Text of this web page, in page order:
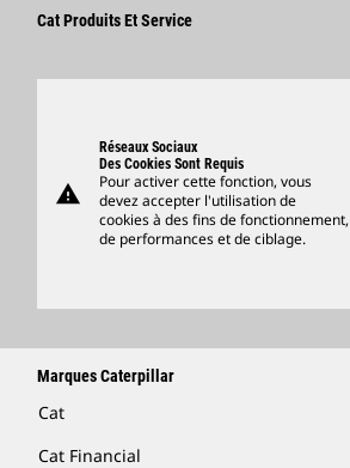
Innovation
Fournisseurs
Cat Produits Et Service
Support
Merchandise
Rechercher Un Concessionnaire
warning
Réseaux Sociaux
Des Cookies Sont Requis
Pour activer cette fonction, vous
devez accepter l'utilisation de
cookies à des fins de fonctionnement,
de performances et de ciblage.
Marques Caterpillar
Cat
Cat Financial